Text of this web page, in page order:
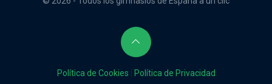
Política de Cookies Política de Privacidad